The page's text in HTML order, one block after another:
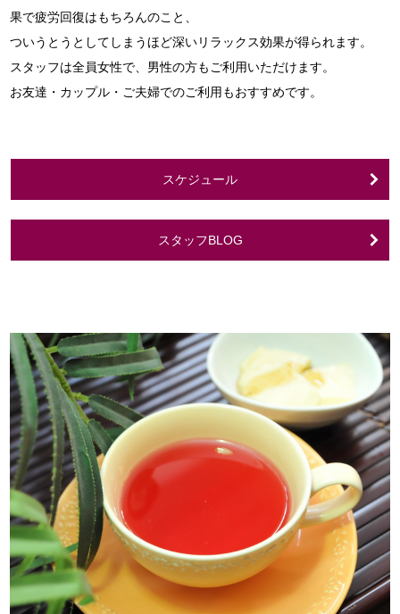
果で疲労回復はもちろんのこと、
ついうとうとしてしまうほど深いリラックス効果が得られます。
スタッフは全員女性で、男性の方もご利用いただけます。
お友達・カップル・ご夫婦でのご利用もおすすめです。
スケジュール
スタッフBLOG